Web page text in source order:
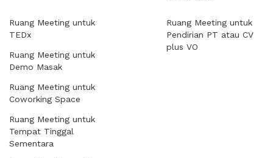
Ruang Meeting untuk
TEDx
Ruang Meeting untuk
Demo Masak
Ruang Meeting untuk
Coworking Space
Ruang Meeting untuk
Tempat Tinggal
Sementara
Ruang Meeting untuk
Pendirian PT atau CV
plus VO